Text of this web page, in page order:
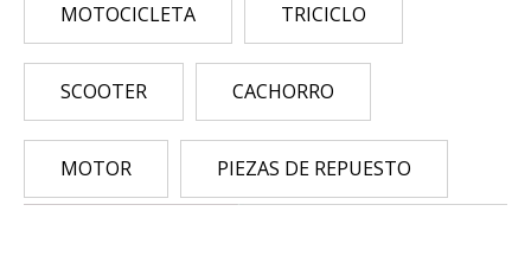
MOTOCICLETA TRICICLO
SCOOTER CACHORRO
MOTOR PIEZAS DE REPUESTO